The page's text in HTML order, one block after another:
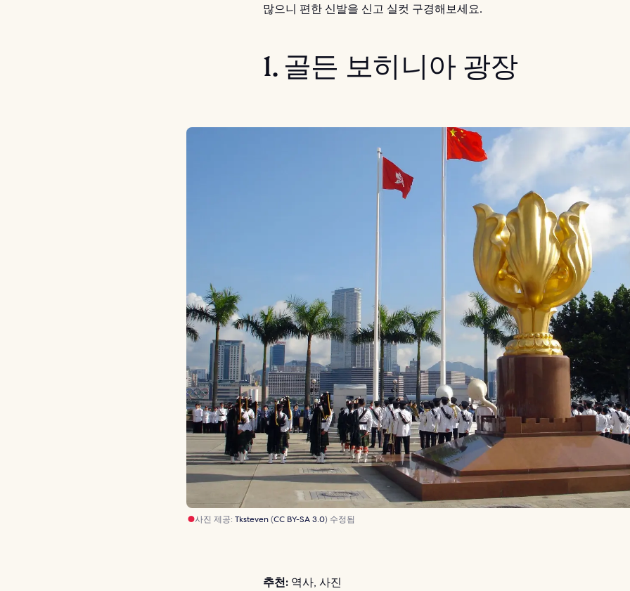
많으니 편한 신발을 신고 실컷 구경해보세요.
1. 골든 보히니아 광장
사진 제공:Tksteven(CC BY-SA 3.0) 수정됨
추천: 역사, 사진